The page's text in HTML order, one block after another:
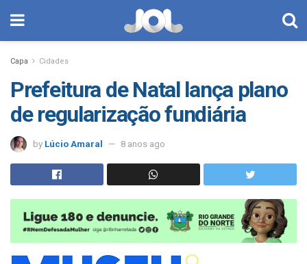
Capa Cidades
Prefeitura de Natal lança plano
de regularização fundiária
by Lúcio Amaral 8 anos ago